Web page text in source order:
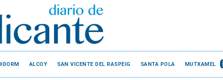
ALCOY SAN VICENTE DEL RASPEIG SANTA POLA MUTXAMEL